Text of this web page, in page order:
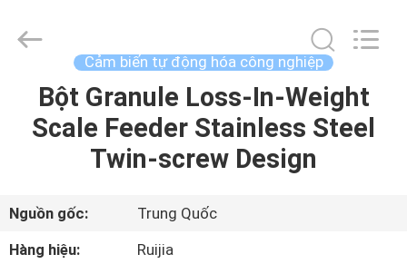
TRANG
CHỦ
SẢN
PHẨM
Ruijia
Measurement
Cảm biến tự động hóa công nghiệp
Bột Granule Loss-In-Weight
Scale Feeder Stainless Steel
Twin-screw Design
Nguồn gốc:
Trung Quốc
Hàng hiệu:
Ruijia